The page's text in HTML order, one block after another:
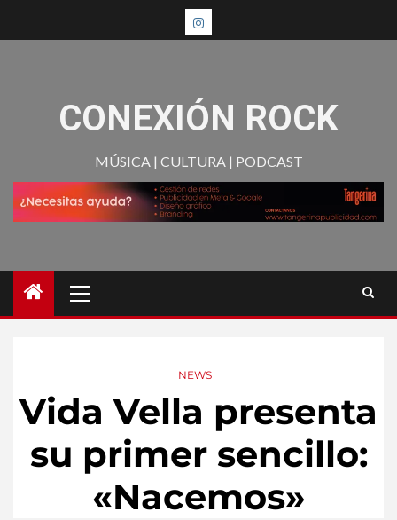
CONEXIÓN ROCK
MÚSICA | CULTURA | PODCAST
NEWS
Vida Vella presenta
su primer sencillo:
«Nacemos»